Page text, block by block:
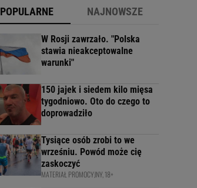
POPULARNE NAJNOWSZE
W Rosji zawrzało. "Polska
stawia nieakceptowalne
warunki"
150 jajek i siedem kilo mięsa
tygodniowo. Oto do czego to
doprowadziło
Tysiące osób zrobi to we
wrześniu. Powód może cię
zaskoczyć
MATERIAŁ PROMOCYJNY, 18+